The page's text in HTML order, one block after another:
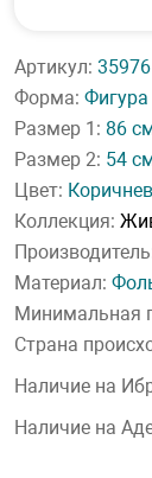
Артикул: 35976
Форма: Фигура
Размер 1: 86
Размер 2: 54
Цвет:
Коллекция:
Материал:
Минимальная
Страна
Наличие на
Наличие на